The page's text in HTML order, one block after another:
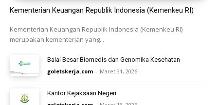
Kementerian Keuangan Republik Indonesia (Kemenkeu RI)
Kementerian Keuangan Republik Indonesia (Kemenkeu RI)
merupakan kementerian yang...
Balai Besar Biomedis dan Genomika Kesehatan
goletskerja.com - Maret 31, 2026
Kantor Kejaksaan Negeri